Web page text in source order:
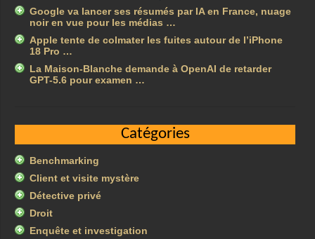
Google va lancer ses résumés par IA en France, nuage
noir en vue pour les médias …
Apple tente de colmater les fuites autour de l’iPhone
18 Pro …
La Maison-Blanche demande à OpenAI de retarder
GPT-5.6 pour examen …
Catégories
Benchmarking
Client et visite mystère
Détective privé
Droit
Enquête et investigation